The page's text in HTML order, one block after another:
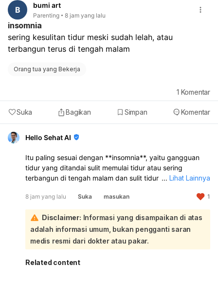
Kalau hasil negatif tapi haid tetap belum datang, ulangi
tes 1 minggu kemudian.
Bila tetap belum haid atau ada nyeri perut hebat,
perdarahan banyak, pusing, atau keputihan
berbau/nyeri, sebaiknya periksa ke dokter kandungan.
efek obat, tetapi kehamilan tetap harus disingkirkan
B bumi art
Parenting 8 jam yang lalu
insomnia
sering kesulitan tidur meski sudah lelah, atau
terbangun terus di tengah malam
Orang tua yang Bekerja
Suka Bagikan Simpan Komentar
1 Komentar
Hello Sehat AI
Itu paling sesuai dengan **insomnia**, yaitu gangguan
tidur yang ditandai sulit memulai tidur atau sering
terbangun di tengah malam dan sulit tidur kembali.
kafein, atau gangguan tidur lain seperti sleep apnea. Jika
berlangsung terus dan membuat Anda lelah, sebaiknya
periksa ke **dokter umum, spesialis tidur, atau
neurologi** untuk evaluasi dan penanganan.
... Lihat Lainnya
8 jam yang lalu Suka masukan 1
Disclaimer: Informasi yang disampaikan di atas
adalah informasi umum, bukan pengganti saran
medis resmi dari dokter atau pakar.
Related content